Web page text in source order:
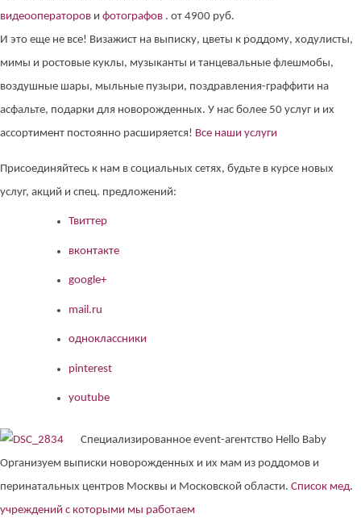
видеооператоров и фотографов . от 4900 руб.
И это еще не все! Визажист на выписку, цветы к роддому, ходулисты,
мимы и ростовые куклы, музыканты и танцевальные флешмобы,
воздушные шары, мыльные пузыри, поздравления-граффити на
асфальте, подарки для новорожденных. У нас более 50 услуг и их
ассортимент постоянно расширяется! Все наши услуги
Присоединяйтесь к нам в социальных сетях, будьте в курсе новых
услуг, акций и спец. предложений:
Твиттер
вконтакте
google+
mail.ru
одноклассники
pinterest
youtube
Специализированное event-агентство Hello Baby
Организуем выписки новорожденных и их мам из роддомов и
перинатальных центров Москвы и Московской области. Список мед.
учреждений с которыми мы работаем